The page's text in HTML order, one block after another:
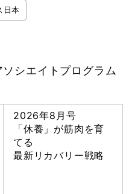
日本
シエイトプログラム
2026年8月号
「休養」が筋肉を育
てる
最新リカバリー戦略